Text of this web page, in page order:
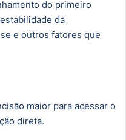
do primeiro
da
e outros fatores que
maior para acessar o
direta.